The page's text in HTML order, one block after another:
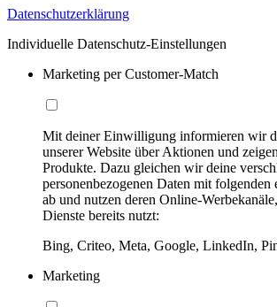
Datenschutzerklärung
Individuelle Datenschutz-Einstellungen
Marketing per Customer-Match
Mit deiner Einwilligung informieren wir
unserer Website über Aktionen und
Produkte. Dazu gleichen wir deine
personenbezogenen Daten mit folgenden
ab und nutzen deren Online-
Dienste bereits nutzt:
Bing, Criteo, Meta, Google, LinkedIn,
Marketing